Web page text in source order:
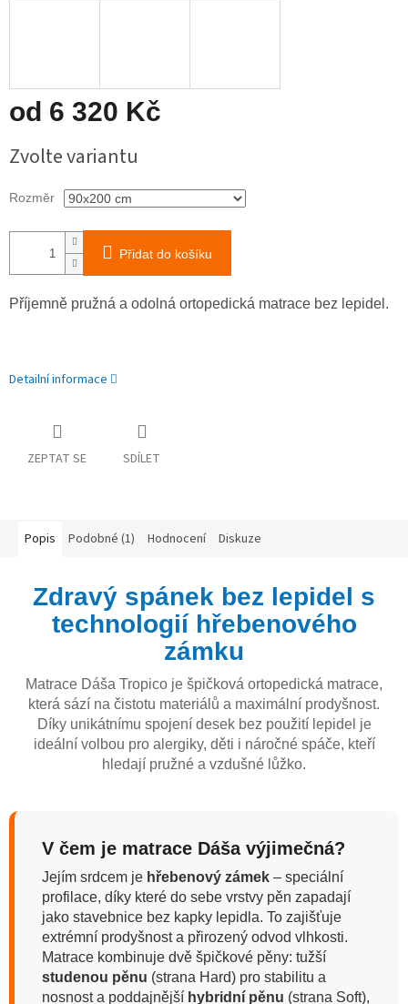
od 6 320 Kč
cena:
Zvolte variantu
Rozměr
Přidat do košíku
Příjemně pružná a odolná ortopedická matrace bez lepidel.
Detailní informace
ZEPTAT SE SDÍLET
Popis Podobné (1) Hodnocení Diskuze
Zdravý spánek bez lepidel s
technologií hřebenového
zámku
Matrace Dáša Tropico je špičková ortopedická matrace,
která sází na čistotu materiálů a maximální prodyšnost.
Díky unikátnímu spojení desek bez použití lepidel je
ideální volbou pro alergiky, děti i náročné spáče, kteří
hledají pružné a vzdušné lůžko.
V čem je matrace Dáša výjimečná?
Jejím srdcem je hřebenový zámek – speciální
profilace, díky které do sebe vrstvy pěn zapadají
jako stavebnice bez kapky lepidla. To zajišťuje
extrémní prodyšnost a přirozený odvod vlhkosti.
Matrace kombinuje dvě špičkové pěny: tužší
studenou pěnu (strana Hard) pro stabilitu a
nosnost a poddajnější hybridní pěnu (strana Soft),